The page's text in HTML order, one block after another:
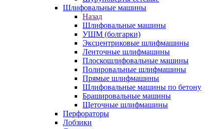
Шлифовальные машины
Назад
Шлифовальные машины
УШМ (болгарки)
Эксцентриковые шлифмашины
Ленточные шлифмашины
Плоскошлифовальные машины
Полировальные шлифмашины
Прямые шлифмашины
Шлифовальные машины по бетону
Брашировальные машины
Щеточные шлифмашины
Перфораторы
Лобзики